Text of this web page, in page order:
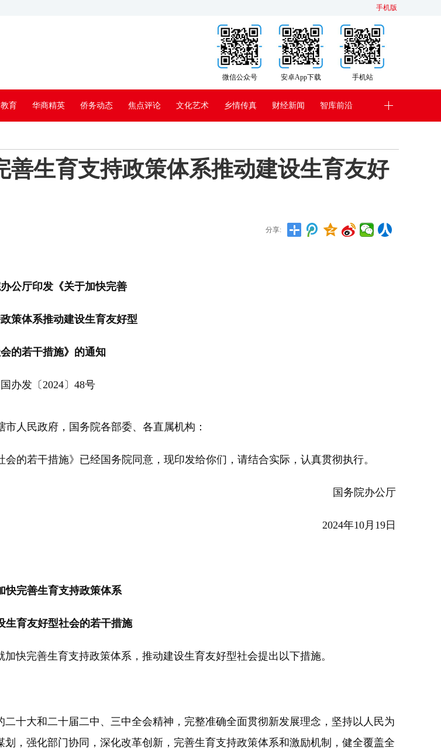
手机版
手机站
安卓App下载
微信公众号
育 华商精英 侨务动态 焦点评论 文化艺术 乡情传真 财经新闻 智库前沿
善生育支持政策体系推动建设生育友好
分享:
公厅印发《关于加快完善
策体系推动建设生育友好型
的若干措施》的通知
国办发〔2024〕48号
人民政府，国务院各部委、各直属机构：
若干措施》已经国务院同意，现印发给你们，请结合实际，认真贯彻执行。
国务院办公厅
2024年10月19日
快完善生育支持政策体系
生育友好型社会的若干措施
完善生育支持政策体系，推动建设生育友好型社会提出以下措施。
大和二十届二中、三中全会精神，完整准确全面贯彻新发展理念，坚持以人民为
，强化部门协同，深化改革创新，完善生育支持政策体系和激励机制，健全覆盖全